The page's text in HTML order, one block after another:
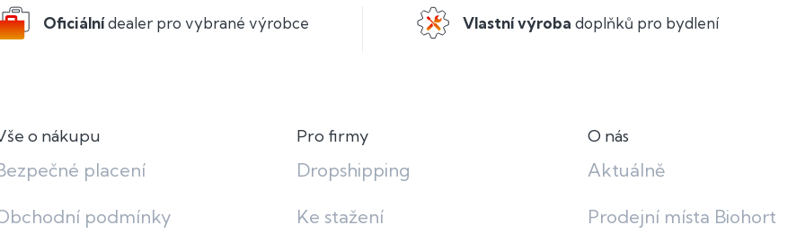
v
p
i
u
Oficiálnídealer pro vybrané výrobce Vlastní výroba doplňků pro bydlení
o nákupu
placení
podmínky
Pro firmy
Dropshipping
Ke stažení
O nás
Aktuálně
Prodejní místa Biohort